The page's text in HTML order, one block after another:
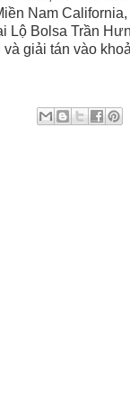
Nam
Lộ Bolsa Trần
giải tán vào